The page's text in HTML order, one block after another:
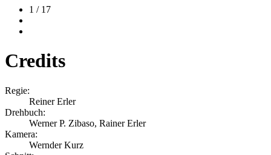
1 / 17
Credits
Regie:
Reiner Erler
Drehbuch:
Werner P. Zibaso, Rainer Erler
Kamera:
Wernder Kurz